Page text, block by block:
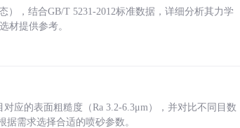
，结合GB/T 5231-2012标准数据，详细分析其力学
材提供参考。
应的表面粗糙度（Ra 3.2-6.3μm），并对比不同目数
需求选择合适的喷砂参数。